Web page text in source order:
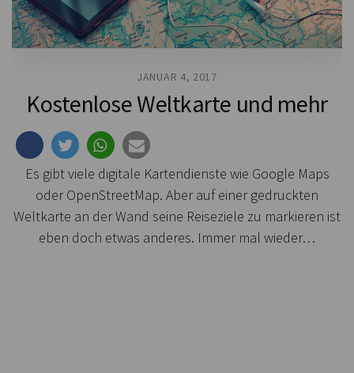
JANUAR 4, 2017
Kostenlose Weltkarte und mehr
Es gibt viele digitale Kartendienste wie Google Maps
oder OpenStreetMap. Aber auf einer gedruckten
Weltkarte an der Wand seine Reiseziele zu markieren ist
eben doch etwas anderes. Immer mal wieder…